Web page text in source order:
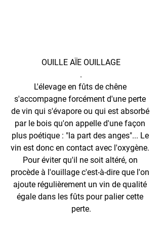
OUILLE AÏE OUILLAGE
.
L'élevage en fûts de chêne
s'accompagne forcément d'une perte
de vin qui s'évapore ou qui est absorbé
par le bois qu'on appelle d'une façon
plus poétique : "la part des anges"... Le
vin est donc en contact avec l'oxygène.
Pour éviter qu'il ne soit altéré, on
procède à l'ouillage c'est-à-dire que l'on
ajoute régulièrement un vin de qualité
égale dans les fûts pour palier cette
perte.